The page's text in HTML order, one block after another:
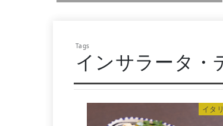
インサラータ・
イタ